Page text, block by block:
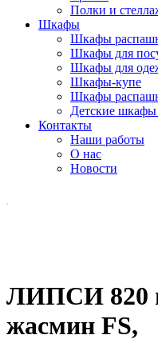
Полки и
Шкафы
Шкафы
Шкафы для
Шкафы для
Шкафы-купе
Шкафы
Детские
Контакты
Наши работы
О нас
Новости
ЛИПСИ 820
жасмин FS,